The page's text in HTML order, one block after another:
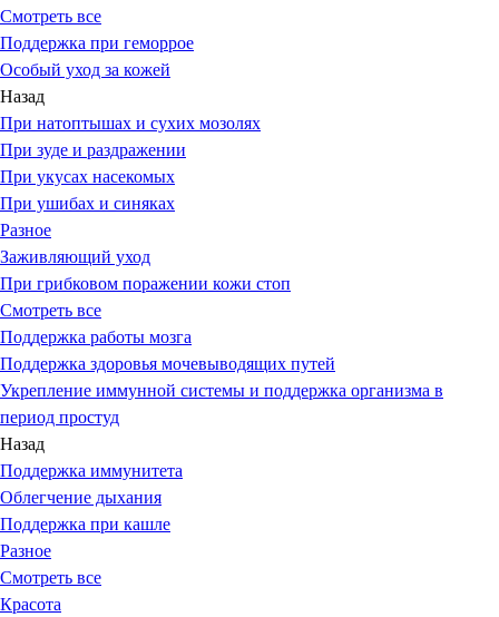
Смотреть все
Поддержка при геморрое
Особый уход за кожей
Назад
При натоптышах и сухих мозолях
При зуде и раздражении
При укусах насекомых
При ушибах и синяках
Разное
Заживляющий уход
При грибковом поражении кожи стоп
Смотреть все
Поддержка работы мозга
Поддержка здоровья мочевыводящих путей
Укрепление иммунной системы и поддержка организма в
период простуд
Назад
Поддержка иммунитета
Облегчение дыхания
Поддержка при кашле
Разное
Смотреть все
Красота